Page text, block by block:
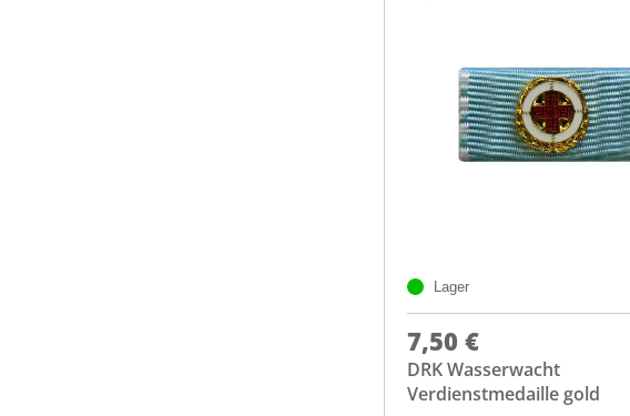
Lager
7,50 €
DRK Wasserwacht
Verdienstmedaille gold